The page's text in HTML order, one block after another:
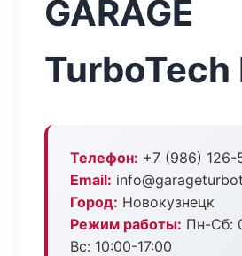
GARAGE
TurboTech
Телефон: +7 (986) 126-
Email:
Город: Новокузнецк
Режим работы: Пн-Сб:
Вс: 10:00-17:00